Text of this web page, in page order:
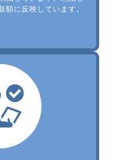
額に反映しています。